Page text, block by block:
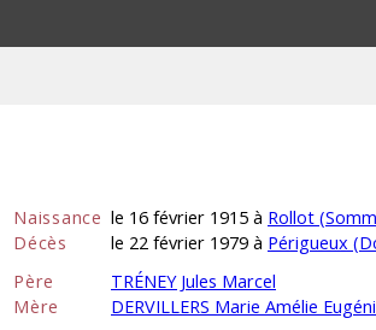
Naissance le 16 février 1915 à Rollot
Décès
le 22 février 1979 à Périgueux
Père
TRÉNEY Jules Marcel
Mère
DERVILLERS Marie Amélie